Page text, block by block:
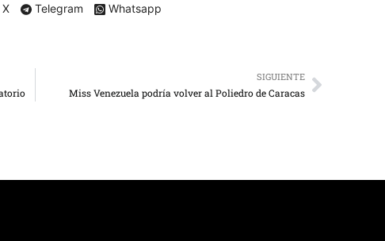
Telegram Whatsapp
SIGUIENTE
Miss Venezuela podría volver al Poliedro de Caracas